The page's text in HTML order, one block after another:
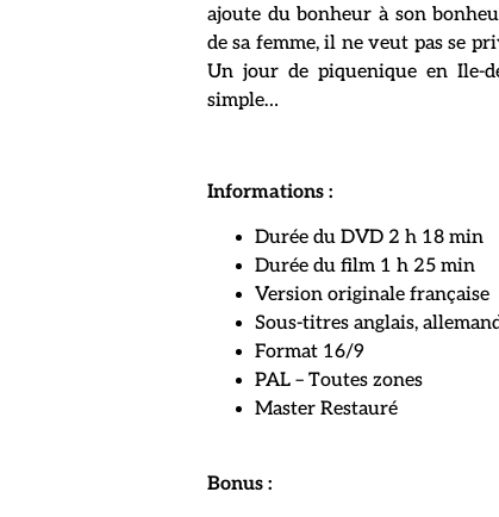
ajoute du bonheur à son
de sa femme, il ne veut pas se
Un jour de piquenique en Ile-
simple…
Informations :
Durée du DVD 2 h 18 min
Durée du film 1 h 25 min
Version originale française
Sous-titres anglais,
Format 16/9
PAL – Toutes zones
Master Restauré
Bonus :